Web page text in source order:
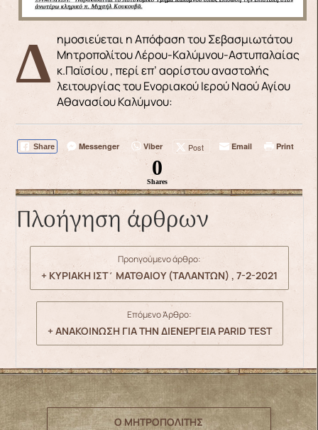
Δημοσιεύεται η Απόφαση του Σεβασμιωτάτου Μητροπολίτου Λέρου-Καλύμνου-Αστυπαλαίας
κ.Παϊσίου , περί επ’ αορίστου αναστολής
λειτουργίας του Ενοριακού Ιερού Ναού Αγίου
Αθανασίου Καλύμνου:
Share Messenger Viber Post Email Print
0
Shares
Πλοήγηση άρθρων
Προηγούμενο άρθρο:
+ ΚΥΡΙΑΚΗ ΙΣΤ΄ ΜΑΤΘΑΙΟΥ (ΤΑΛΑΝΤΩΝ) , 7-2-2021
Επόμενο Άρθρο:
+ ΑΝΑΚΟΙΝΩΣΗ ΓΙΑ ΤΗΝ ΔΙΕΝΕΡΓΕΙΑ PARID TEST
Ο ΜΗΤΡΟΠΟΛΙΤΗΣ